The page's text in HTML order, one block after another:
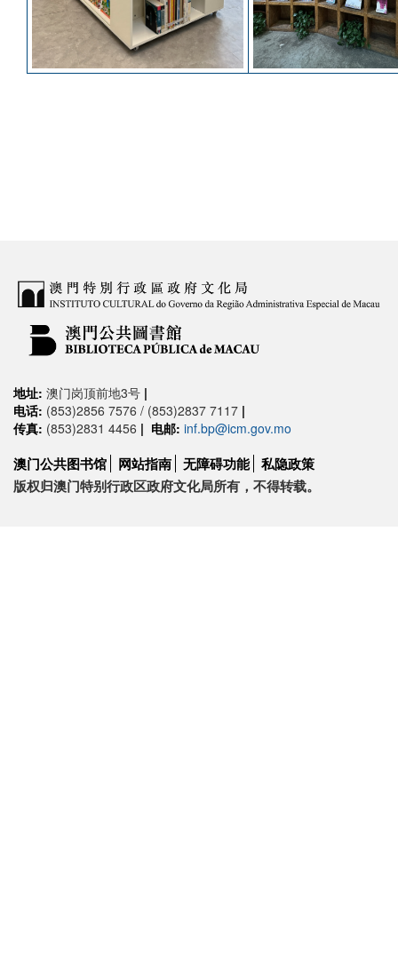
地址: 澳门岗顶前地3号 |
电话: (853)2856 7576 / (853)2837 7117 |
传真: (853)2831 4456 | 电邮: inf.bp@icm.gov.mo
澳门公共图书馆 网站指南 无障碍功能 私隐政策
版权归澳门特别行政区政府文化局所有，不得转载。